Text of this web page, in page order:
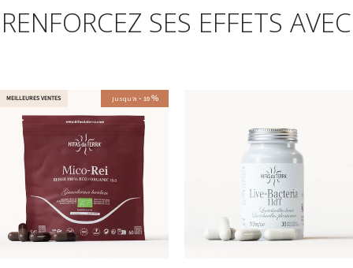
RENFORCEZ SES EFFETS AVEC
MEILLEURES VENTES Jusqu'à - 10%